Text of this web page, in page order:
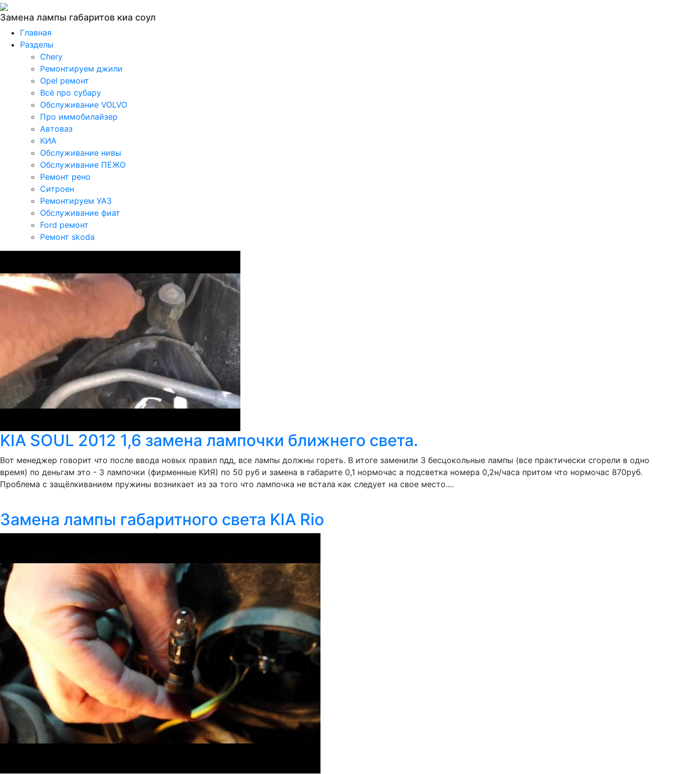
Замена лампы габаритов киа соул
Главная
Разделы
Chery
Ремонтируем джили
Opel ремонт
Всё про субару
Обслуживание VOLVO
Про иммобилайзер
Автоваз
КИА
Обслуживание нивы
Обслуживание ПЕЖО
Ремонт рено
Ситроен
Ремонтируем УАЗ
Обслуживание фиат
Ford ремонт
Ремонт skoda
KIA SOUL 2012 1,6 замена лампочки ближнего света.
Вот менеджер говорит что после ввода новых правил пдд, все лампы должны гореть. В итоге заменили 3 бесцокольные лампы (все практически сгорели в одно
время) по деньгам это - 3 лампочки (фирменные КИЯ) по 50 руб и замена в габарите 0,1 нормочас а подсветка номера 0,2н/часа притом что нормочас 870руб.
Проблема с защёлкиванием пружины возникает из за того что лампочка не встала как следует на свое место....
Замена лампы габаритного света KIA Rio